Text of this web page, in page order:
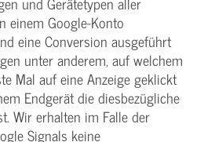
einem Google-Konto
eine Conversion ausgeführt
unter anderem, auf welchem
Mal auf eine Anzeige geklickt
Endgerät die diesbezügliche
Wir erhalten im Falle der
Signals keine